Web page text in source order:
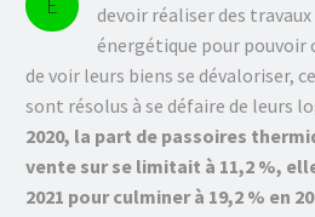
devoir réaliser des
énergétique pour pouvoir
de voir leurs biens se dévaloriser,
sont résolus à se défaire de leurs
2020, la part de passoires
vente sur se limitait à 11,2 %,
2021 pour culminer à 19,2 % en